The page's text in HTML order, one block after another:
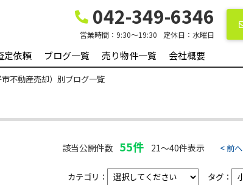
042-349-6346
営業時間： 9:30〜19:30 定休日： 水曜日
定依頼 ブログ一覧 売り物件一覧 会社概要
不動産売却）別ブログ一覧
該当公開件数 55件 21～40件表示 < 前へ
カテゴリ： タグ：